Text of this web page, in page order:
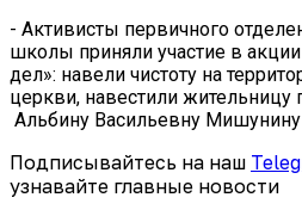
- Активисты первичного
школы приняли участие в
дел»: навели чистоту на
церкви, навестили жительницу
Альбину Васильевну
Подписывайтесь на наш
узнавайте главные новости